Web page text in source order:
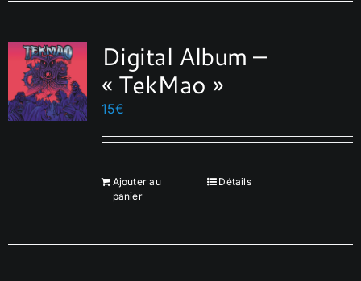
Digital Album –
« TekMao »
15€
Ajouter au
panier
Détails